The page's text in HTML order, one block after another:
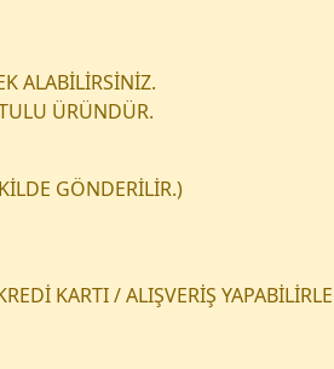
ALABİLİRSİNİZ.
ÜRÜNDÜR.
GÖNDERİLİR.)
KARTI / ALIŞVERİŞ